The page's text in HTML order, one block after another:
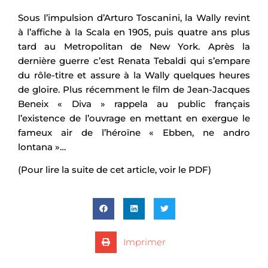
Sous l’impulsion d’Arturo Toscanini, la Wally revint
à l’affiche à la Scala en 1905, puis quatre ans plus
tard au Metropolitan de New York. Après la
dernière guerre c’est Renata Tebaldi qui s’empare
du rôle-titre et assure à la Wally quelques heures
de gloire. Plus récemment le film de Jean-Jacques
Beneix « Diva » rappela au public français
l’existence de l’ouvrage en mettant en exergue le
fameux air de l’héroïne « Ebben, ne andro
lontana »…
(Pour lire la suite de cet article, voir le PDF)
Imprimer